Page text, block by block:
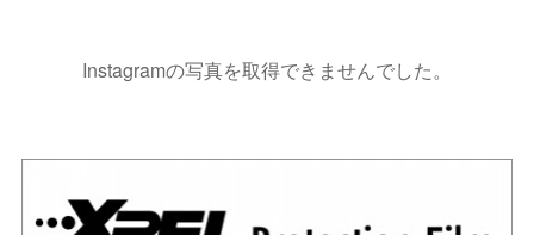
Instagramの写真を取得できませんでした。